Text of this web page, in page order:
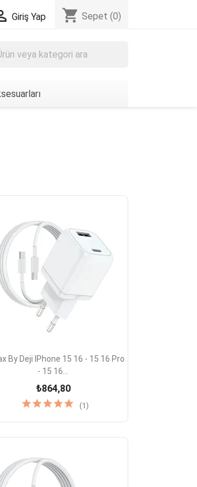
Giriş Yap shopping_cart Sepet (0)
 Hızlı Görünüm
By Deji IPhone 15 16 - 15 16 Pro
- 15 16...
₺864,80
(1)